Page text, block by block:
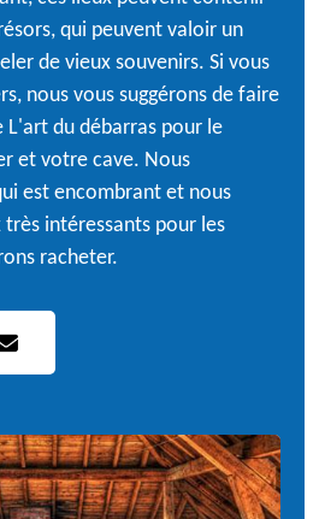
qui peuvent valoir un
de vieux souvenirs. Si vous
nous vous suggérons de faire
L'art du débarras pour le
et votre cave. Nous
est encombrant et nous
intéressants pour les
racheter.